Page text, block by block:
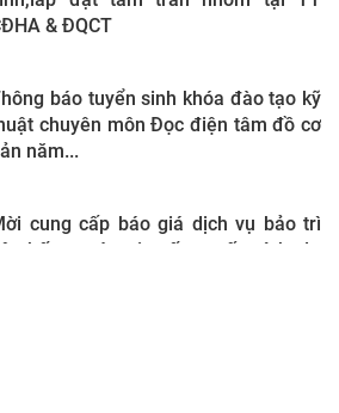
& ĐQCT
báo tuyển sinh khóa đào tạo kỹ
chuyên môn Đọc điện tâm đồ cơ
năm...
cung cấp báo giá dịch vụ bảo trì
thống máy gia tốc tuyến tính đa